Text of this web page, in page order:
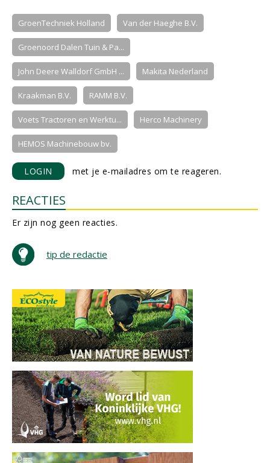
GroenTechniek Holland Van der Haeghe B.V.
Groenoord Dalen Tuin & Pa...
John Deere Walldorf GmbH ... Makita Nederland
Kraakman B.V. RAMM B.V.
Voets Tractoren en Werktu... Herco Machinery
HEMOS Machinebouw bv.
LOGIN met je e-mailadres om te reageren.
REACTIES
Er zijn nog geen reacties.
tip de redactie